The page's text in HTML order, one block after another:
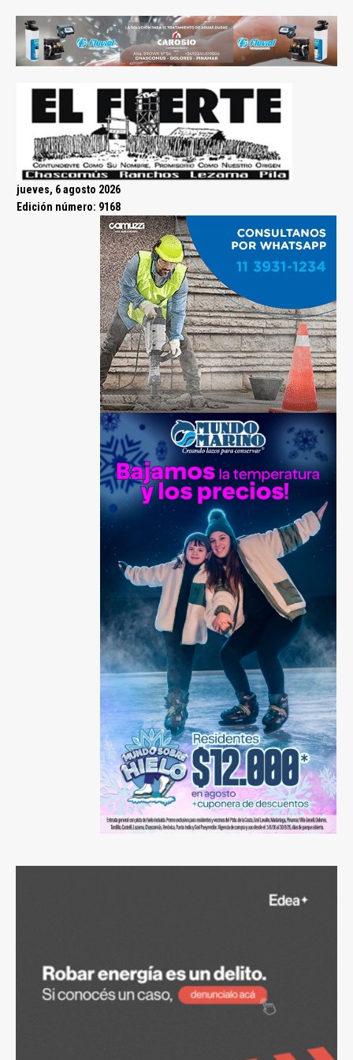
jueves, 6 agosto 2026
Edición número: 9168